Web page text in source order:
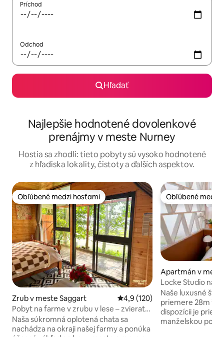
Príchod
Odchod
Hľadať
Najlepšie hodnotené dovolenkové
prenájmy v meste Nurney
Hostia sa zhodli: tieto pobyty sú vysoko hodnotené
z hľadiska lokality, čistoty a ďalších aspektov.
Obľúbené medzi hosťami
Obľúbené medzi hosťami
Zrub v meste Saggart Priemerné ohodnotenie 4,9 z
4,9 (120)
Pobyt na farme v zrubu v lese – zvieratá
a príroda
Naša súkromná oplotená chata sa
nachádza na okraji našej farmy a ponúka
Obľúbené medzi
Obľúbené medzi
Apartmán v
Bar
Locke Studio na
Naše luxusné
priemere 28m ²
dispozícii je
manželskou